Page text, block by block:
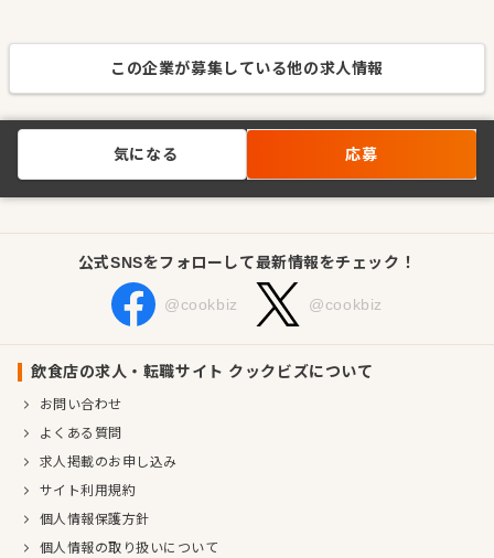
この企業が募集している他の求人情報
気になる 応募
公式SNSをフォローして最新情報をチェック！
@cookbiz @cookbiz
飲食店の求人・転職サイト クックビズについて
お問い合わせ
よくある質問
求人掲載のお申し込み
サイト利用規約
個人情報保護方針
個人情報の取り扱いについて